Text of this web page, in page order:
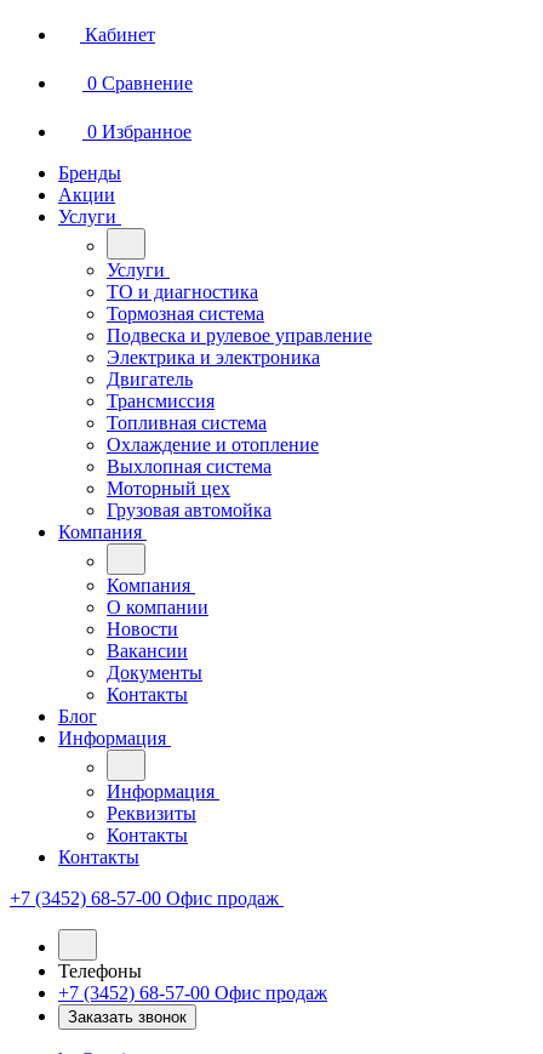
Кабинет
0 Сравнение
0 Избранное
Бренды
Акции
Услуги
Услуги
ТО и диагностика
Тормозная система
Подвеска и рулевое управление
Электрика и электроника
Двигатель
Трансмиссия
Топливная система
Охлаждение и отопление
Выхлопная система
Моторный цех
Грузовая автомойка
Компания
Компания
О компании
Новости
Вакансии
Документы
Контакты
Блог
Информация
Информация
Реквизиты
Контакты
Контакты
+7 (3452) 68-57-00 Офис продаж
Телефоны
+7 (3452) 68-57-00 Офис продаж
Заказать звонок